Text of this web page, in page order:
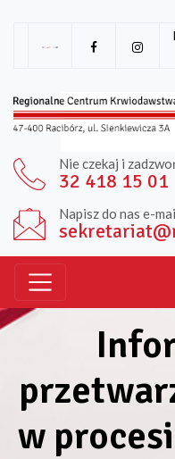
Nie czekaj i
32 418 15 01
Napisz do nas e-
w